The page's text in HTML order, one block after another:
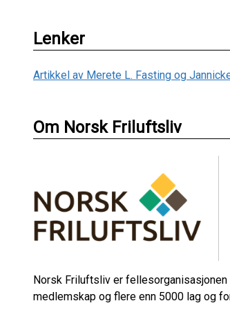
Lenker
Artikkel av Merete L. Fasting og
Om Norsk Friluftsliv
Norsk Friluftsliv er
medlemskap og flere enn 5000 lag og